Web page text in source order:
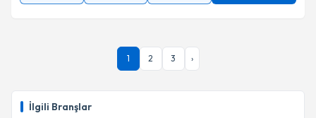
İlgili Branşlar
1 2 3 ›